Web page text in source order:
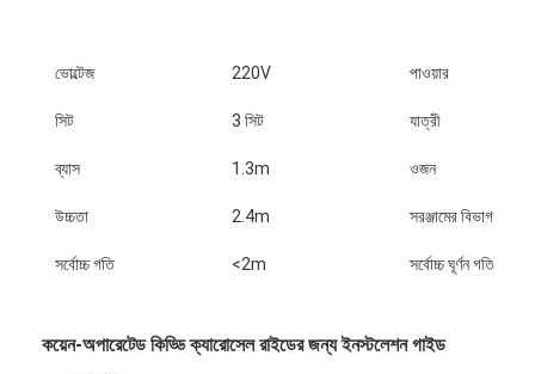
ভোল্টেজ 220V পাওয়ার
সিট 3 সিট যাত্রী
ব্যাস 1.3m ওজন
উচ্চতা 2.4m সরঞ্জামের বিভাগ
সর্বোচ্চ গতি <2m সর্বোচ্চ ঘূর্ণন গতি
কয়েন-অপারেটেড কিড্ডি ক্যারোসেল রাইডের জন্য ইনস্টলেশন গাইড